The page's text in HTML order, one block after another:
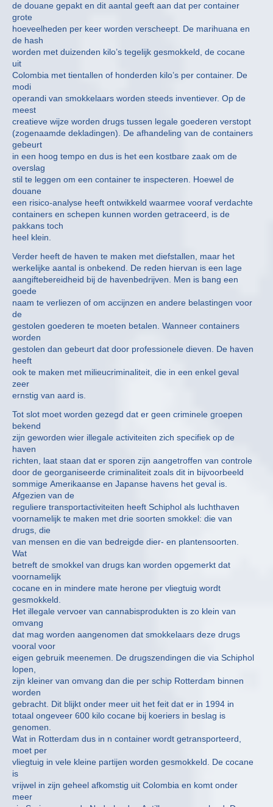
de douane gepakt en dit aantal geeft aan dat per container
grote
hoeveelheden per keer worden verscheept. De marihuana en
de hash
worden met duizenden kilo’s tegelijk gesmokkeld, de cocane
uit
Colombia met tientallen of honderden kilo’s per container. De
modi
operandi van smokkelaars worden steeds inventiever. Op de
meest
creatieve wijze worden drugs tussen legale goederen verstopt
(zogenaamde dekladingen). De afhandeling van de containers
gebeurt
in een hoog tempo en dus is het een kostbare zaak om de
overslag
stil te leggen om een container te inspecteren. Hoewel de
douane
een risico-analyse heeft ontwikkeld waarmee vooraf verdachte
containers en schepen kunnen worden getraceerd, is de
pakkans toch
heel klein.
Verder heeft de haven te maken met diefstallen, maar het
werkelijke aantal is onbekend. De reden hiervan is een lage
aangiftebereidheid bij de havenbedrijven. Men is bang een
goede
naam te verliezen of om accijnzen en andere belastingen voor
de
gestolen goederen te moeten betalen. Wanneer containers
worden
gestolen dan gebeurt dat door professionele dieven. De haven
heeft
ook te maken met milieucriminaliteit, die in een enkel geval
zeer
ernstig van aard is.
Tot slot moet worden gezegd dat er geen criminele groepen
bekend
zijn geworden wier illegale activiteiten zich specifiek op de
haven
richten, laat staan dat er sporen zijn aangetroffen van controle
door de georganiseerde criminaliteit zoals dit in bijvoorbeeld
sommige Amerikaanse en Japanse havens het geval is.
Afgezien van de
reguliere transportactiviteiten heeft Schiphol als luchthaven
voornamelijk te maken met drie soorten smokkel: die van
drugs, die
van mensen en die van bedreigde dier- en plantensoorten.
Wat
betreft de smokkel van drugs kan worden opgemerkt dat
voornamelijk
cocane en in mindere mate herone per vliegtuig wordt
gesmokkeld.
Het illegale vervoer van cannabisprodukten is zo klein van
omvang
dat mag worden aangenomen dat smokkelaars deze drugs
vooral voor
eigen gebruik meenemen. De drugszendingen die via Schiphol
lopen,
zijn kleiner van omvang dan die per schip Rotterdam binnen
worden
gebracht. Dit blijkt onder meer uit het feit dat er in 1994 in
totaal ongeveer 600 kilo cocane bij koeriers in beslag is
genomen.
Wat in Rotterdam dus in n container wordt getransporteerd,
moet per
vliegtuig in vele kleine partijen worden gesmokkeld. De cocane
is
vrijwel in zijn geheel afkomstig uit Colombia en komt onder
meer